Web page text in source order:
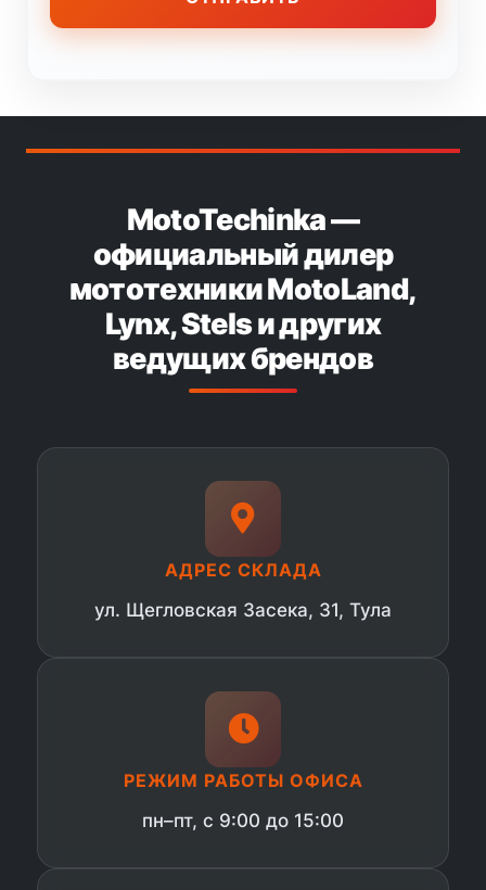
MotoTechinka —
официальный дилер
мототехники MotoLand,
Lynx, Stels и других
ведущих брендов
АДРЕС СКЛАДА
ул. Щегловская Засека, 31, Тула
РЕЖИМ РАБОТЫ ОФИСА
пн–пт, с 9:00 до 15:00